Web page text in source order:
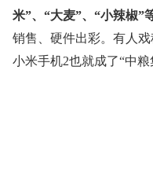
米”、“大麦”、“小辣椒”
销售、硬件出彩。有人
小米手机2也就成了“中粮